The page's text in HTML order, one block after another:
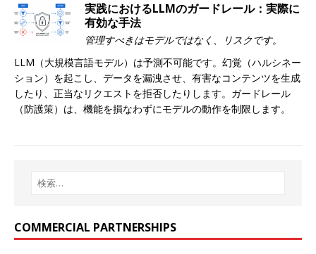
実践におけるLLMのガードレール：実際に
有効な手法
管理すべきはモデルではなく、リスクです。
LLM（大規模言語モデル）は予測不可能です。幻覚（ハルシネー
ション）を起こし、データを漏洩させ、有害なコンテンツを生成
したり、正当なリクエストを拒否したりします。ガードレール
（防護策）は、機能を損なわずにモデルの動作を制限します。
COMMERCIAL PARTNERSHIPS